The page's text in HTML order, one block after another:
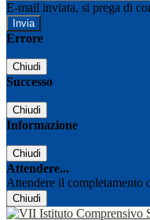
E-mail inviata, si prega di
Errore
Chiudi
Successo
Chiudi
Informazione
Chiudi
Attendere...
Attendere il completamento
Chiudi